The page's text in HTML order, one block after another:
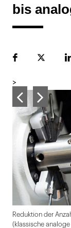
bis
FacebookPlattform
>
Reduktion der
(klassische